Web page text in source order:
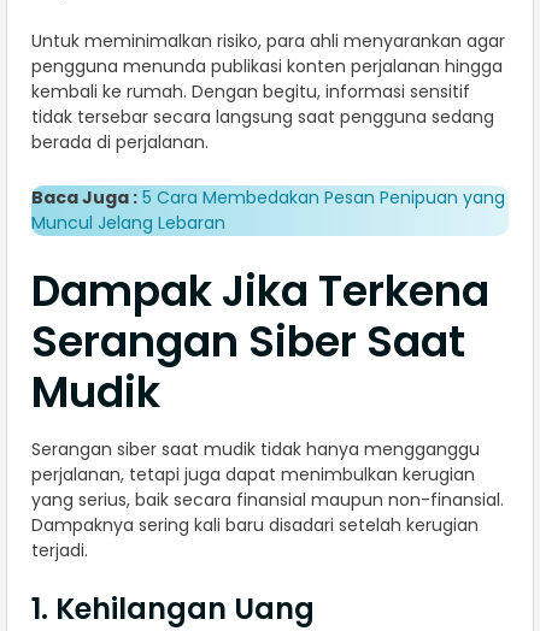
Untuk meminimalkan risiko, para ahli menyarankan agar
pengguna menunda publikasi konten perjalanan hingga
kembali ke rumah. Dengan begitu, informasi sensitif
tidak tersebar secara langsung saat pengguna sedang
berada di perjalanan.
Baca Juga : 5 Cara Membedakan Pesan Penipuan yang
Muncul Jelang Lebaran
Dampak Jika Terkena
Serangan Siber Saat
Mudik
Serangan siber saat mudik tidak hanya mengganggu
perjalanan, tetapi juga dapat menimbulkan kerugian
yang serius, baik secara finansial maupun non-finansial.
Dampaknya sering kali baru disadari setelah kerugian
terjadi.
1. Kehilangan Uang